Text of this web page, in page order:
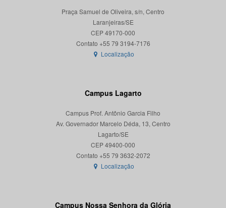
Praça Samuel de Oliveira, s/n, Centro
Laranjeiras/SE
CEP 49170-000
Localização
Campus Lagarto
Campus Prof. Antônio Garcia Filho
Av. Governador Marcelo Déda, 13, Centro
Lagarto/SE
CEP 49400-000
Localização
Campus Nossa Senhora da Glória